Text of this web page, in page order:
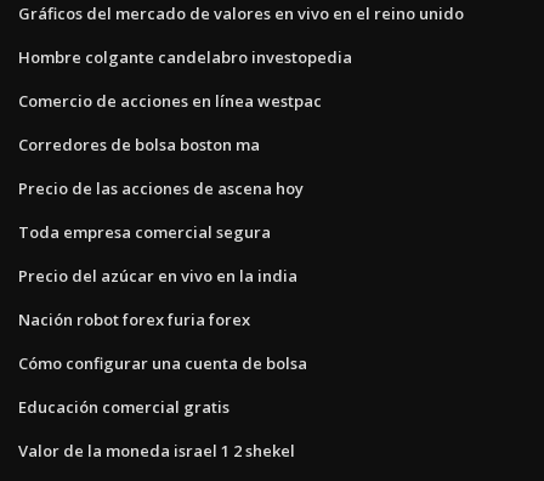
Gráficos del mercado de valores en vivo en el reino unido
Hombre colgante candelabro investopedia
Comercio de acciones en línea westpac
Corredores de bolsa boston ma
Precio de las acciones de ascena hoy
Toda empresa comercial segura
Precio del azúcar en vivo en la india
Nación robot forex furia forex
Cómo configurar una cuenta de bolsa
Educación comercial gratis
Valor de la moneda israel 1 2 shekel